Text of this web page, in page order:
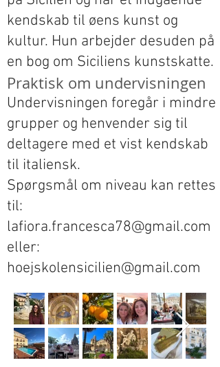
kendskab til øens kunst og
kultur. Hun arbejder desuden på
en bog om Siciliens kunstskatte.
Praktisk om undervisningen
Undervisningen foregår i mindre
grupper og henvender sig til
deltagere med et vist kendskab
til italiensk.
Spørgsmål om niveau kan rettes
til:
lafiora.francesca78@gmail.com
eller:
hoejskolensicilien@gmail.com